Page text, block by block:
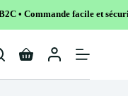
et sécurisé
Shopping